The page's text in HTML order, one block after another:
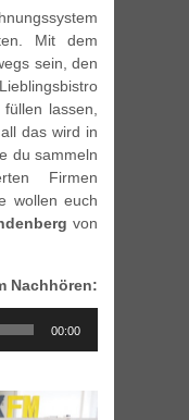
Mit dem
sein, den
lassen,
das wird in
du sammeln
Firmen
wollen euch
von
Nachhören:
00:00